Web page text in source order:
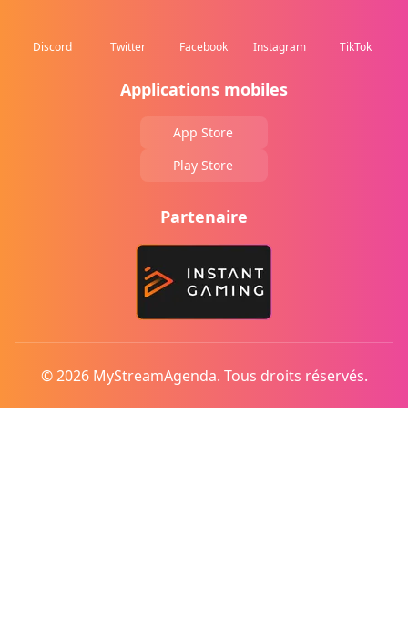
Discord Twitter Facebook Instagram TikTok
Applications mobiles
App Store
Play Store
Partenaire
© 2026 MyStreamAgenda. Tous droits réservés.